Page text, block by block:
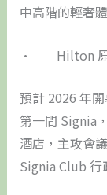
中高階的輕奢
• Hilton 原
預計 2026 年
第一間 Signia
酒店，主攻會
Signia Club 行